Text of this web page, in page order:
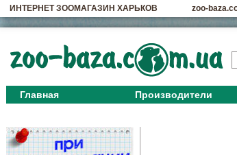
ИНТЕРНЕТ ЗООМАГАЗИН ХАРЬКОВ zoo-
Главная Производители